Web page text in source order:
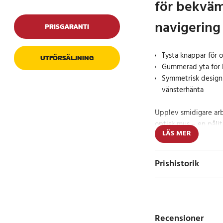
PRISGARANTI
UTFÖRSÄLJNING
för
navigering
Tysta knappar för
Gummerad yta
Symmetrisk
vänsterhänta
Upplev smidigare
optisk mus – en
kontroll och tyst
pekarkontroll, vilket
och studier.
Den gummerade
musen lika bra för
LÄS MER
Prishistorik
Recensioner